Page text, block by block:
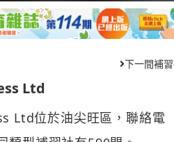
下一間補
Ltd
Ltd位於油尖旺區，聯絡電